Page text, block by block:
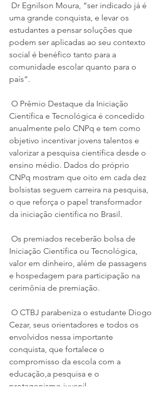
Dr Egnilson Moura, “ser indicado já é
uma grande conquista, e levar os
estudantes a pensar soluções que
podem ser aplicadas ao seu contexto
social é benéfico tanto para a
comunidade escolar quanto para o
país”.
Científica e Tecnológica é concedido
anualmente pelo CNPq e tem como
objetivo incentivar jovens talentos e
valorizar a pesquisa científica desde o
ensino médio. Dados do próprio
CNPq mostram que oito em cada dez
bolsistas seguem carreira na pesquisa,
o que reforça o papel transformador
da iniciação científica no Brasil.
Iniciação Científica ou Tecnológica,
valor em dinheiro, além de passagens
e hospedagem para participação na
cerimônia de premiação.
Cezar, seus orientadores e todos os
envolvidos nessa importante
conquista, que fortalece o
compromisso da escola com a
educação,a pesquisa e o
protagonismo juvenil.